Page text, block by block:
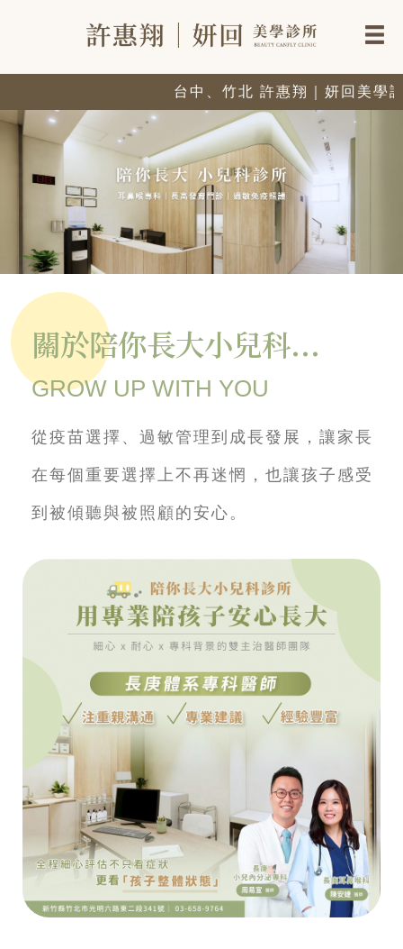
台中、竹北 許惠翔｜妍回美學診
關於陪你長大小兒科...
GROW UP WITH YOU
從疫苗選擇、過敏管理到成長發展，讓家長
在每個重要選擇上不再迷惘，也讓孩子感受
到被傾聽與被照顧的安心。